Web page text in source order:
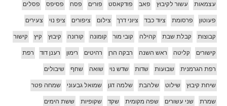
עצמאות עשור לקיבוץ פאב פודקאסט פורים פסח פסיפס פסלים
פעוטון פרסומת ציוד כבד ציוני דרך צילום ציפורים ציפ נוי צעירים
קבוצות קבלת שבת קהילה קובי מור קומונה קורונה קיבוץ קיץ קישור
קישורים קליטה ראש השנה רבקה הרן רהיטים רימון רענן דוד רפת
רפת הגרמנית שבועות שדות שדש נוי שואה שחף שיבולים
שיחת קיבוץ שילוט שלהבת שלמה דגן שמואל גבעוני שמחה פטר
שמרת שני עשורים שפה מקומית שקד שקופיות ששת הימים